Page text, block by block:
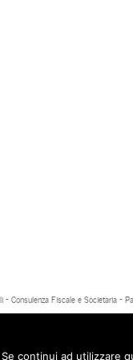
Consulenza Fiscale e Societaria -
continui ad utilizzare